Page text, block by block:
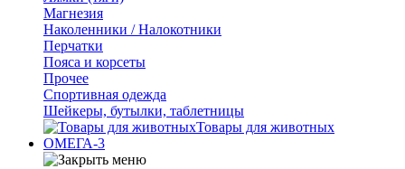
Магнезия
Наколенники / Налокотники
Перчатки
Пояса и корсеты
Прочее
Спортивная одежда
Шейкеры, бутылки, таблетницы
Товары для животных
ОМЕГА-3